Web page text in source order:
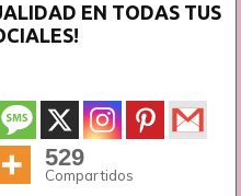
EN TODAS TUS
529
Compartidos